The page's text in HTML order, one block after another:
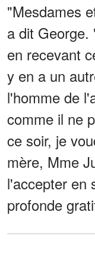
"Mesdames
a dit George.
en recevant
y en a un
l'homme de
comme il ne
ce soir, je
mère, Mme
l'accepter en
profonde